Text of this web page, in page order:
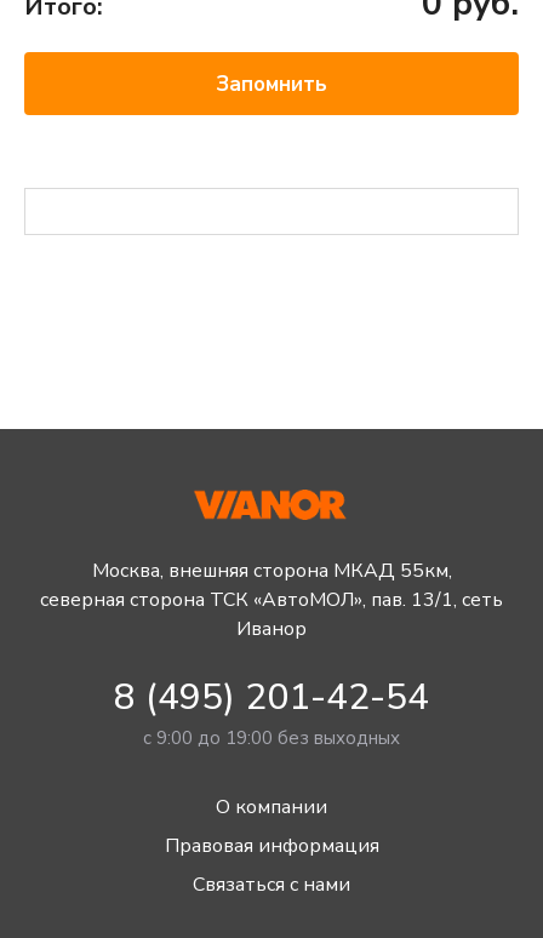
Итого:
Запомнить
Москва, внешняя сторона МКАД 55км,
северная сторона ТСК «АвтоМОЛ», пав. 13/1, сеть
Иванор
8 (495) 201-42-54
с 9:00 до 19:00 без выходных
О компании
Правовая информация
Связаться с нами